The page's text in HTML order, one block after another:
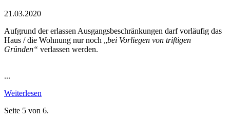
21.03.2020
Aufgrund der erlassen Ausgangsbeschränkungen darf vorläufig das
Haus / die Wohnung nur noch „bei Vorliegen von triftigen
Gründen“ verlassen werden.
...
Weiterlesen
Seite 5 von 6.